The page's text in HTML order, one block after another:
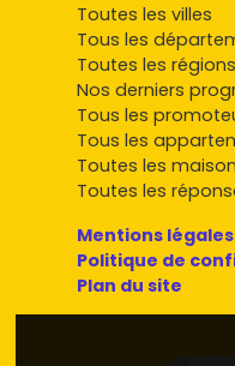
Toutes les villes
Tous les
Toutes les régions
Nos derniers
Tous les
Tous les
Toutes les
Toutes les
Mentions légales
Politique de
Plan du site